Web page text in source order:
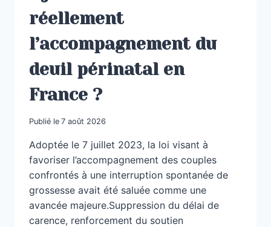
réellement
l’accompagnement du
deuil périnatal en
France ?
Publié le 7 août 2026
Adoptée le 7 juillet 2023, la loi visant à
favoriser l’accompagnement des couples
confrontés à une interruption spontanée de
grossesse avait été saluée comme une
avancée majeure.Suppression du délai de
carence, renforcement du soutien